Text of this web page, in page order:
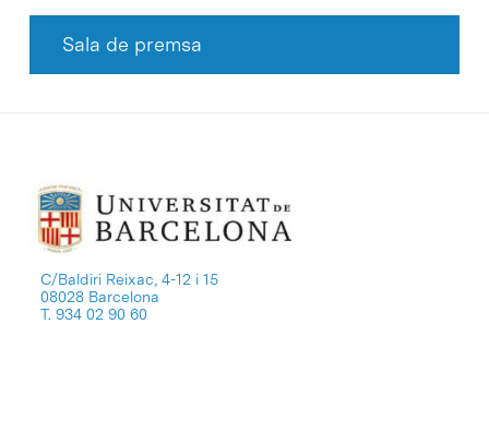
Sala de premsa
C/Baldiri Reixac, 4-12 i 15
08028 Barcelona
T. 934 02 90 60